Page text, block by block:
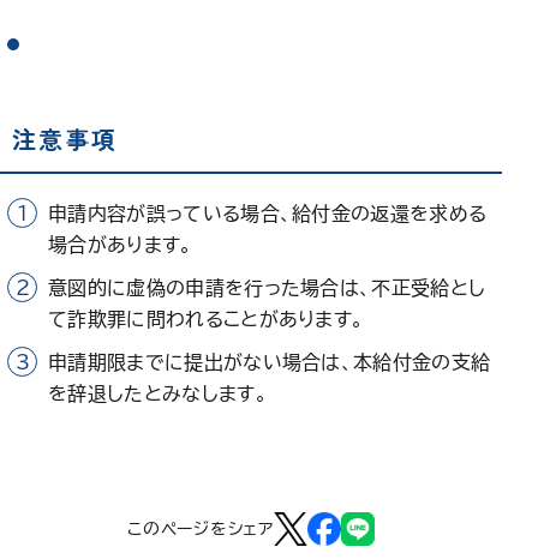
注意事項
申請内容が誤っている場合、給付金の返還を求める
場合があります。
意図的に虚偽の申請を行った場合は、不正受給とし
て詐欺罪に問われることがあります。
申請期限までに提出がない場合は、本給付金の支給
を辞退したとみなします。
このページをシェア